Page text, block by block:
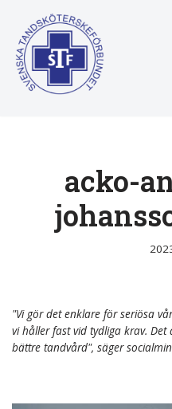
Hoppa
till
innehåll
acko-
"Vi gör det enklare för seriösa
vi håller fast vid tydliga krav.
bättre tandvård", säger